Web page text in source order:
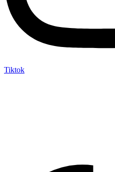
Tiktok